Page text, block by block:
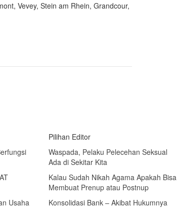
Vevey, Stein am Rhein, Grandcour,
Usaha
Pilihan Editor
Waspada, Pelaku Pelecehan Seksual
Ada di Sekitar Kita
Kalau Sudah Nikah Agama Apakah Bisa
Membuat Prenup atau Postnup
Konsolidasi Bank – Akibat Hukumnya